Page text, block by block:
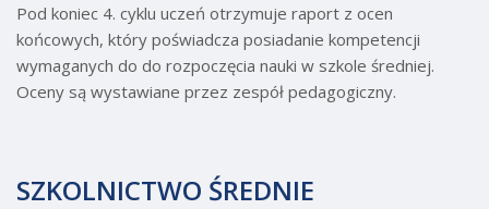
Pod koniec 4. cyklu uczeń otrzymuje raport z ocen
końcowych, który poświadcza posiadanie kompetencji
wymaganych do do rozpoczęcia nauki w szkole średniej.
Oceny są wystawiane przez zespół pedagogiczny.
SZKOLNICTWO ŚREDNIE